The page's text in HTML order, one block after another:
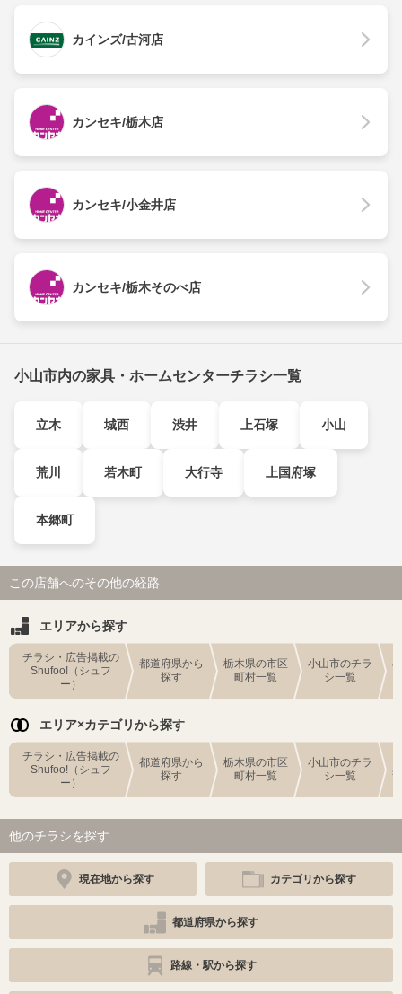
カインズ/古河店
カンセキ/栃木店
カンセキ/小金井店
カンセキ/栃木そのべ店
小山市内の家具・ホームセンターチラシ一覧
立木 城西 渋井 上石塚 小山
荒川 若木町 大行寺 上国府塚
本郷町
この店舗へのその他の経路
エリアから探す
チラシ・広告掲載の
Shufoo!（シュフ
ー）
都道府県から
探す
栃木県の市区
町村一覧
小山市のチラ
シ一覧
エリア×カテゴリから探す
チラシ・広告掲載の
Shufoo!（シュフ
ー）
都道府県から
探す
栃木県の市区
町村一覧
小山市のチラ
シ一覧
他のチラシを探す
現在地から探す カテゴリから探す
都道府県から探す
路線・駅から探す